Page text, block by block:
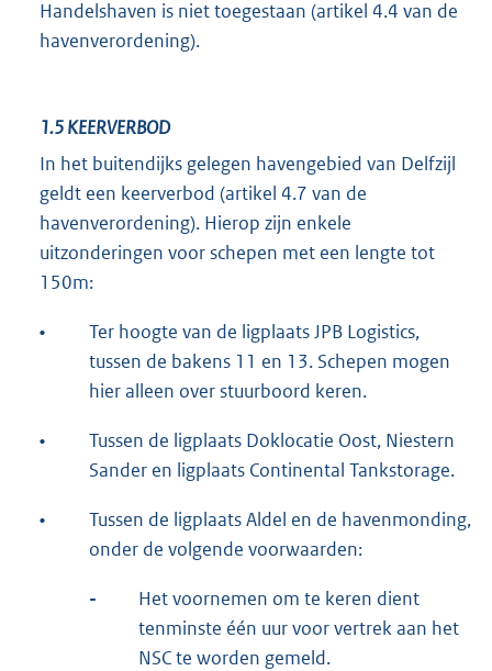
Handelshaven is niet toegestaan (artikel 4.4 van de
havenverordening).
1.5KEERVERBOD
In het buitendijks gelegen havengebied van Delfzijl
geldt een keerverbod (artikel 4.7 van de
havenverordening). Hierop zijn enkele
uitzonderingen voor schepen met een lengte tot
150m:
•
Ter hoogte van de ligplaats JPB Logistics,
tussen de bakens 11 en 13. Schepen mogen
hier alleen over stuurboord keren.
•
Tussen de ligplaats Doklocatie Oost, Niestern
Sander en ligplaats Continental Tankstorage.
•
Tussen de ligplaats Aldel en de havenmonding,
onder de volgende voorwaarden:
-
Het voornemen om te keren dient
tenminste één uur voor vertrek aan het
NSC te worden gemeld.